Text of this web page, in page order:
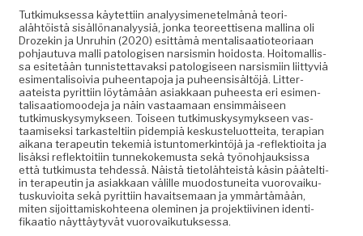
Tutkimuk­ses­sa käytet­ti­in ana­lyysimenetelmänä teo­ri­
alähtöistä sisäl­lö­n­ana­lyysiä, jon­ka teo­reet­tise­na mal­li­na oli
Drozekin ja Unruhin (2020) esit­tämä men­tal­isaa­tio­teo­ri­aan
poh­jau­tu­va malli patol­o­gisen nar­sis­min hoi­dos­ta. Hoit­o­ma­llis­
sa esitetään tun­nis­tet­tavak­si patol­o­giseen nar­sis­mi­in liit­tyviä
esi­men­tal­isoivia puheen­tapo­ja ja puheen­sisältöjä. Lit­ter­
aateista pyrit­ti­in löytämään asi­akkaan puheesta eri esi­men­
tal­isaa­tiomood­e­ja ja näin vas­taa­maan ensim­mäiseen
tutkimuskysymyk­seen. Toiseen tutkimuskysymyk­seen vas­
taamisek­si tarkastelti­in pidem­piä keskustelu­ot­tei­ta, ter­api­an
aikana ter­apeutin tekemiä istun­tomerk­in­töjä ja ‑reflek­tioi­ta ja
lisäk­si reflek­toiti­in tun­nekoke­mus­ta sekä työno­h­jauk­sis­sa
että tutkimus­ta tehdessä. Näistä tietolähteistä käsin päätelti­
in ter­apeutin ja asi­akkaan välille muo­dos­tunei­ta vuorovaiku­
tusku­vioi­ta sekä pyrit­ti­in havait­se­maan ja ymmärtämään,
miten sijoit­tamisko­hteena olem­i­nen ja pro­jek­ti­ivi­nen iden­ti­
fikaa­tio näyt­täy­tyvät vuorovaikutuksessa.